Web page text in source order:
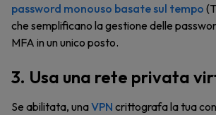
password monouso basate sul tempo
che semplificano la gestione delle
MFA in un unico posto.
3. Usa una rete privata
Se abilitata, unaVPN crittografa la tua